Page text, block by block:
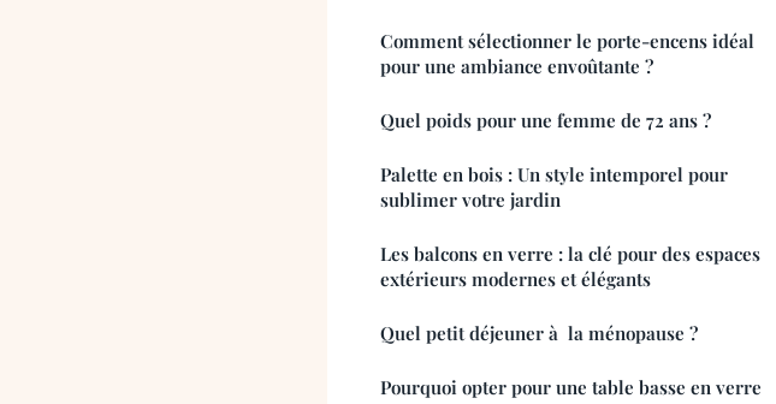
Comment sélectionner le porte-encens idéal
pour une ambiance envoûtante ?
Quel poids pour une femme de 72 ans ?
Palette en bois : Un style intemporel pour
sublimer votre jardin
Les balcons en verre : la clé pour des espaces
extérieurs modernes et élégants
Quel petit déjeuner à la ménopause ?
Pourquoi opter pour une table basse en verre